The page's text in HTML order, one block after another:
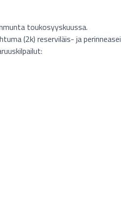
toukosyyskuussa.
(2k) reserviläis- ja